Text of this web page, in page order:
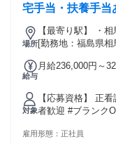
宅手当・扶養手当
病院でのお仕事で
場所
【最寄り駅】 ・
[勤務地：福島県相
給与
月給236,000円～
対象
【応募資格】 正看護師 【メリット】 #長期 #学
者歓迎 #ブランク
雇用形態： 正社員